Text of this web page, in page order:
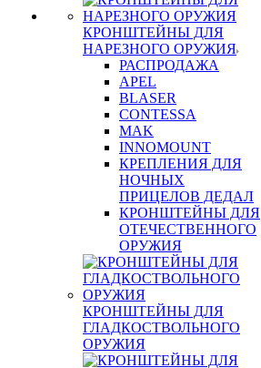
КРОНШТЕЙНЫ ДЛЯ
НАРЕЗНОГО ОРУЖИЯ
РАСПРОДАЖА
APEL
BLASER
CONTESSA
MAK
INNOMOUNT
КРЕПЛЕНИЯ ДЛЯ
НОЧНЫХ
ПРИЦЕЛОВ ДЕДАЛ
КРОНШТЕЙНЫ ДЛЯ
ОТЕЧЕСТВЕННОГО
ОРУЖИЯ
КРОНШТЕЙНЫ ДЛЯ
ГЛАДКОСТВОЛЬНОГО
ОРУЖИЯ